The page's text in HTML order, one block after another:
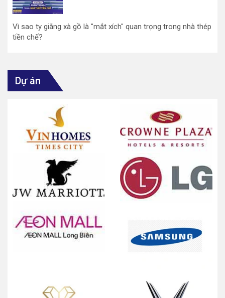
Vì sao ty giằng xà gồ là "mắt xích" quan trọng trong nhà thép
tiền chế?
Dự án